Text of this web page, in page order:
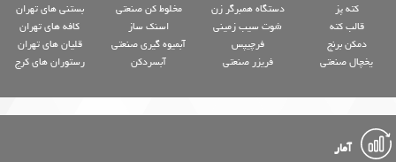
کته پز
قالب کته
دمکن برنج
یخچال صنعتی
دستگاه همبرگر زن
شوت سیب زمینی
فرچیپس
فریزر صنعتی
مخلوط کن صنعتی
اسنک ساز
آبمیوه گیری صنعتی
آبسردکن
بستنی های تهران
کافه های تهران
قلیان های تهران
رستوران های کرج
آمار